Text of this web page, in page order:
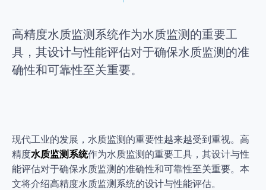
高精度水质监测系统作为水质监测的重要工
具，其设计与性能评估对于确保水质监测的准
确性和可靠性至关重要。
现代工业的发展，水质监测的重要性越来越受到重视。高
精度水质监测系统作为水质监测的重要工具，其设计与性
能评估对于确保水质监测的准确性和可靠性至关重要。本
文将介绍高精度水质监测系统的设计与性能评估。